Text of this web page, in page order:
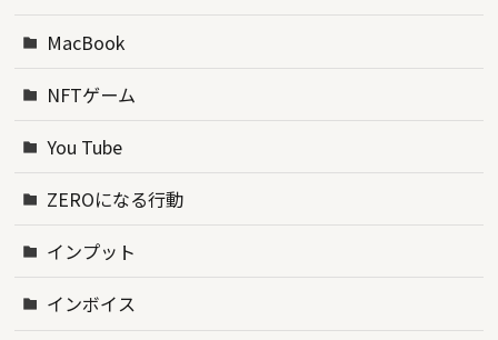
MacBook
NFTゲーム
You Tube
ZEROになる行動
インプット
インボイス